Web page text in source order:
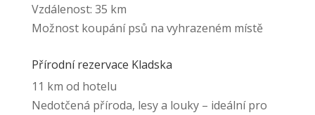
Vzdálenost: 35 km
Možnost koupání psů na vyhrazeném místě
Přírodní rezervace Kladska
11 km od hotelu
Nedotčená příroda, lesy a louky – ideální pro